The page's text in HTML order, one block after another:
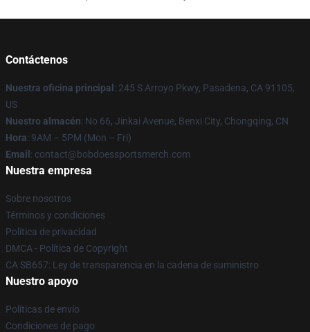
Contáctenos
Nuestra oficina principal : 245 S Arroyo Pkwy, Pasadena, CA 91105,
US
Nuestro almacén: No 66, Jinkai Avenue, Benxi City, Chongqing, CN
Hora: 9AM – 5PM (Mon – Fri)
Email : contact@bobdoessportsmerch.com
Nuestra empresa
Sobre nosotros
Términos y condiciones
Política de privacidad
DMCA - Política de Copyright
CA SB657: Ley de transparencia en la cadena de suministro
Nuestro apoyo
Políticas de envío
Condiciones de pago